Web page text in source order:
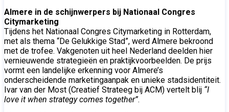
Almere in de schijnwerpers bij Nationaal Congres
Citymarketing
Tijdens het Nationaal Congres Citymarketing in Rotterdam,
met als thema “De Gelukkige Stad”, werd Almere bekroond
met de trofee. Vakgenoten uit heel Nederland deelden hier
vernieuwende strategieën en praktijkvoorbeelden. De prijs
vormt een landelijke erkenning voor Almere’s
onderscheidende marketingaanpak en unieke stadsidentiteit.
Ivar van der Most (Creatief Strateeg bij ACM) vertelt blij “I
love it when strategy comes together”.